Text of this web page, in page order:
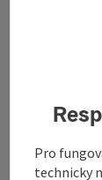
4190 Bad
+43 50
Pro
technicky